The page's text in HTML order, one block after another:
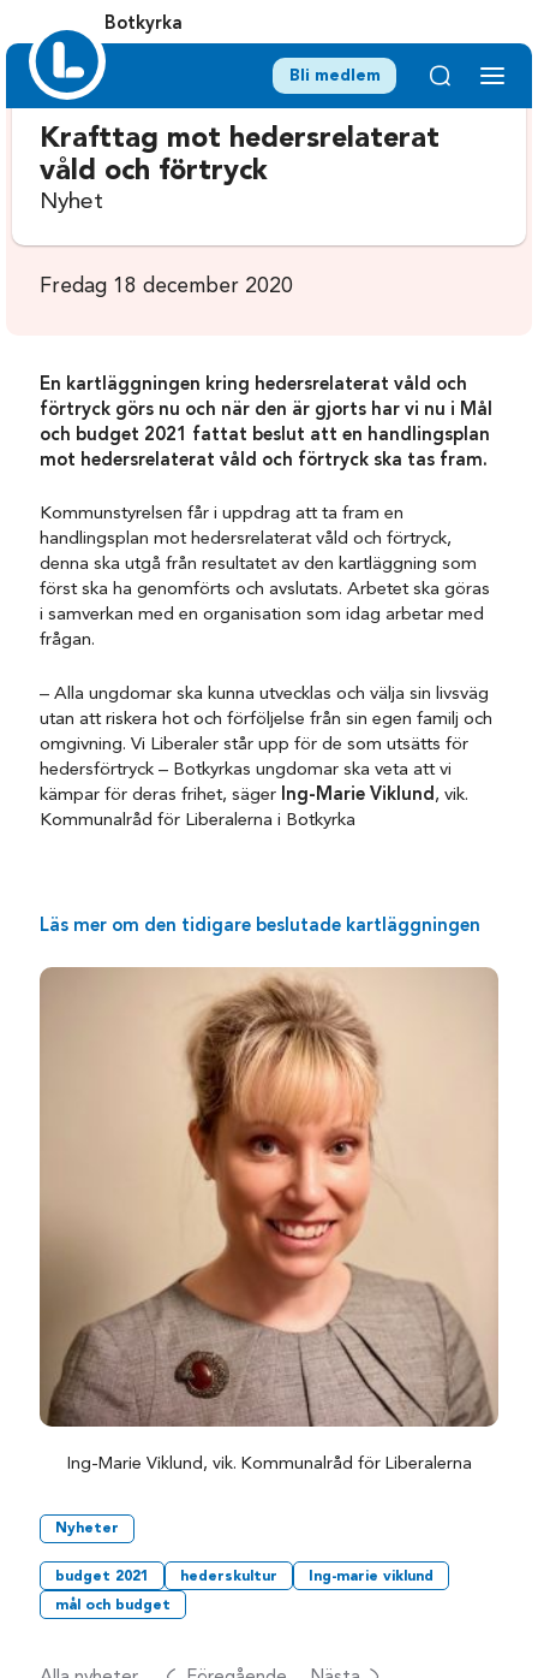
Botkyrka
Bli medlem
Krafttag mot hedersrelaterat
våld och förtryck
Nyhet
Fredag 18 december 2020
En kartläggningen kring hedersrelaterat våld och
förtryck görs nu och när den är gjorts har vi nu i Mål
och budget 2021 fattat beslut att en handlingsplan
mot hedersrelaterat våld och förtryck ska tas fram.
Kommunstyrelsen får i uppdrag att ta fram en
handlingsplan mot hedersrelaterat våld och förtryck,
denna ska utgå från resultatet av den kartläggning som
först ska ha genomförts och avslutats. Arbetet ska göras
i samverkan med en organisation som idag arbetar med
frågan.
– Alla ungdomar ska kunna utvecklas och välja sin livsväg
utan att riskera hot och förföljelse från sin egen familj och
omgivning. Vi Liberaler står upp för de som utsätts för
hedersförtryck – Botkyrkas ungdomar ska veta att vi
kämpar för deras frihet, säger Ing-Marie Viklund , vik.
Kommunalråd för Liberalerna i Botkyrka
Läs mer om den tidigare beslutade kartläggningen
Ing-Marie Viklund, vik. Kommunalråd för Liberalerna
Nyheter
budget 2021 hederskultur
Ing-marie viklund
mål och budget